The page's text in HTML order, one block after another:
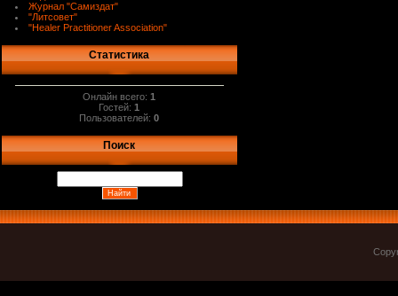
Журнал "Самиздат"
"Литсовет"
"Healer Practitioner Association"
Статистика
Онлайн всего:1
Гостей:1
Пользователей:0
Поиск